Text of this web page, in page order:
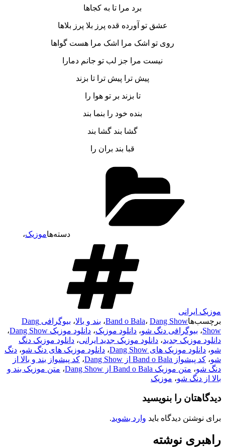
برد مرا تا به کجاها
عشق تو آورده قده پرز بلا پرز بلاها
روی تو اشک مرا اشک مرا هست گواها
نیست مرا جز لب تو جانم دمارا
پیش ترا پیش ترا تا بزند
تا بزند بر تو هوا را
بنده خود را بنما بند
گشا بند گشا بند
قبا بند بران را
دسته‌هاموزیک،
موزیک ایرانی
برچسب‌ها
Band o Bala، Dang Show ، بند و بالا،
بیوگرافی Dang
Show، بیوگرافی دنگ شو، دانلود موزیک، دانلود موزیک Dang Show
،
دانلود موزیک جدید، دانلود موزیک جدید ایرانی، دانلود موزیک دنگ
شو، دانلود موزیک های Dang Show ، دانلود موزیک های دنگ شو، دنگ
شو، کد پیشواز Band o Bala از Dang Show ، کد پیشواز بند و بالا از
دنگ شو، متن موزیک Band o Bala از Dang Show ، متن موزیک بند و
بالا از دنگ شو، موزیک
دیدگاهتان را بنویسید
برای نوشتن دیدگاه باید وارد بشوید.
راهبری نوشته